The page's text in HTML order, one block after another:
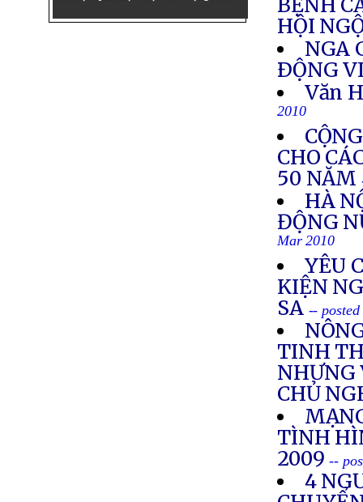
BỆNH
HỘI
NGA
ÐỘNG
Văn
2010
CHO
50 NĂM
HÀ
ĐỘNG
Mar 2010
YÊU
KIỆN
SA --
TINH
NHƯNG
CHỦ
TÌNH
2009 --
4